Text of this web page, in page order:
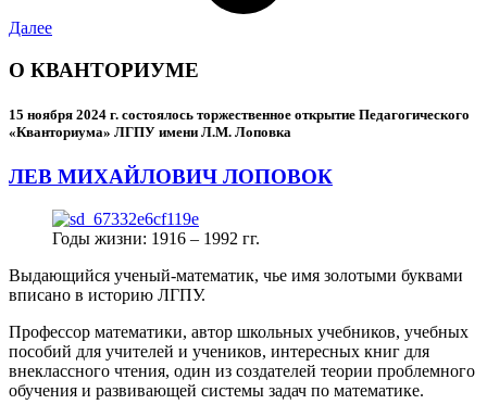
Далее
О КВАНТОРИУМЕ
15 ноября 2024 г. состоялось торжественное открытие Педагогического
«Кванториума» ЛГПУ имени Л.М. Лоповка
ЛЕВ МИХАЙЛОВИЧ ЛОПОВОК
Годы жизни: 1916 – 1992 гг.
Выдающийся ученый-математик, чье имя золотыми буквами
вписано в историю ЛГПУ.
Профессор математики, автор школьных учебников, учебных
пособий для учителей и учеников, интересных книг для
внеклассного чтения, один из создателей теории проблемного
обучения и развивающей системы задач по математике.